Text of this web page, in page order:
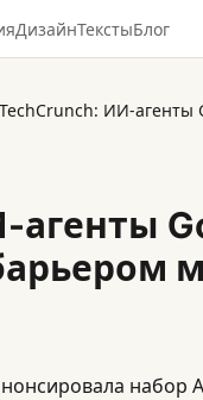
ДизайнТекстыБлог
набор